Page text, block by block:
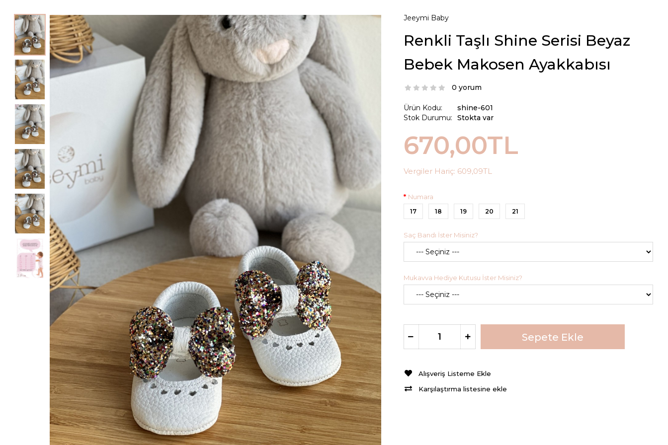
Jeeymi Baby
Renkli Taşlı Shine Serisi Beyaz
Bebek Makosen Ayakkabısı
0 yorum
Ürün Kodu:
Stok Durumu:
shine-601
Stokta var
670,00TL
Vergiler Hariç: 609,09TL
Numara
17 18 19 20 21
Saç Bandı İster Misiniz?
Mukavva Hediye Kutusu İster Misiniz?
Alışveriş Listeme Ekle
Karşılaştırma listesine ekle